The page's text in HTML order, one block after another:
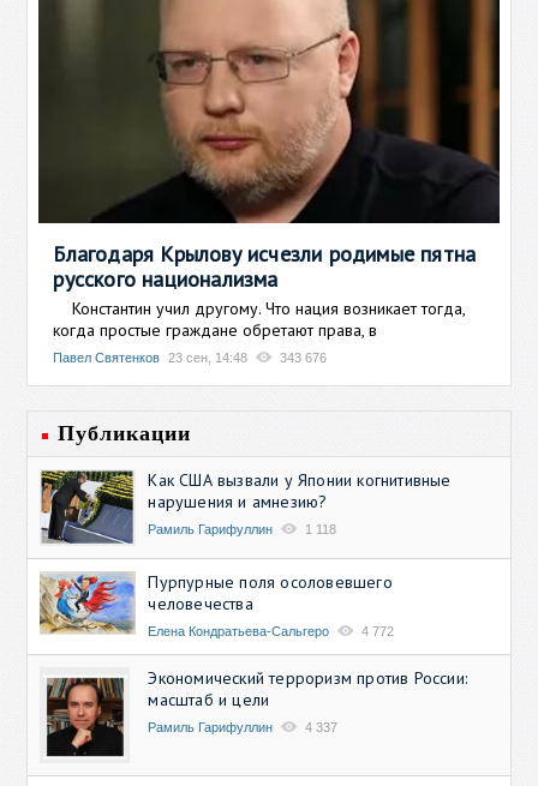
Благодаря Крылову исчезли родимые пятна
русского национализма
Константин учил другому. Что нация возникает тогда,
когда простые граждане обретают права, в
Павел Святенков 23 сен, 14:48 343 676
Публикации
Как США вызвали у Японии когнитивные
нарушения и амнезию?
Рамиль Гарифуллин 1 118
Пурпурные поля осоловевшего
человечества
Елена Кондратьева-Сальгеро 4 772
Экономический терроризм против России:
масштаб и цели
Рамиль Гарифуллин 4 337